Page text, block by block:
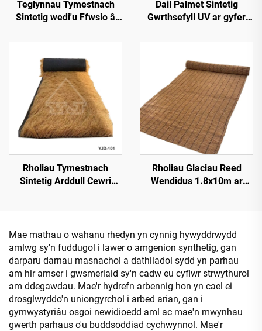
Teglynnau Tymestnach
Sintetig wedi'u Ffwsio â
Gwell Gwrthsefyll Tân
Dail Palmet Sintetig
Gwrthsefyll UV ar gyfer
Rholiau Tymestnach
Sintetig Arddull Cewri
Rholiau Glaciau Reed
Wendidus 1.8x10m ar
Mae mathau o wahanu rhedyn yn cynnig hywyddrwydd
amlwg sy'n fuddugol i lawer o amgenion synthetig, gan
darparu darnau masnachol a dathliadol sydd yn parhau
am hir amser i gwsmeriaid sy'n cadw eu cyflwr strwythurol
am ddegawdau. Mae'r hydrefn arbennig hon yn cael ei
drosglwyddo'n uniongyrchol i arbed arian, gan i
gymwystyriâu osgoi newidioedd aml ac mae'n mwynhau
gwerth parhaus o'u buddsoddiad cychwynnol. Mae'r